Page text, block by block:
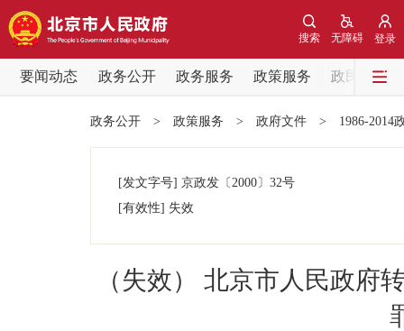
登录
无障碍
搜索
要闻动态 政务公开 政务服务 政策服务
政民互动
党中央精神
政务公开
政务公开 > 政策服务 > 政府文件 > 1986-2014
[发文字号] 京政发 〔2000〕 32号
[有效性] 失效
（失效） 北京市人民政府